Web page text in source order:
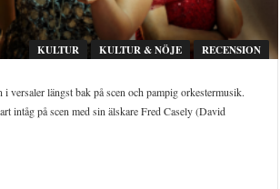
KULTUR KULTUR & NÖJE RECENSION
versaler längst bak på scen och pampig orkestermusik.
intåg på scen med sin älskare Fred Casely (David